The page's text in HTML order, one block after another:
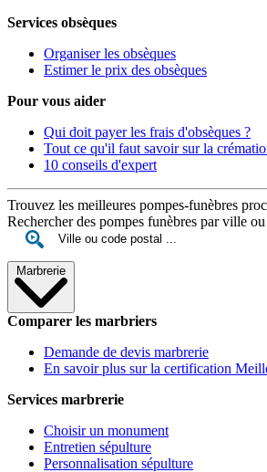
Services obsèques
Organiser les obsèques
Estimer le prix des obsèques
Pour vous aider
Qui doit payer les frais d'obsèques ?
Tout ce qu'il faut savoir sur la
10 conseils d'expert
Trouvez les meilleures pompes-funèbres
Rechercher des pompes funèbres par ville
Marbrerie
Comparer les marbriers
Demande de devis marbrerie
En savoir plus sur la certification
Services marbrerie
Choisir un monument
Entretien sépulture
Personnalisation sépulture